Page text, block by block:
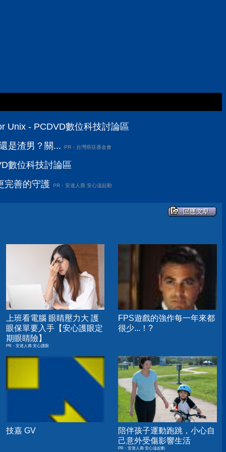
Unix - PCDVD數位科技討論區
是渣男？關...
PR・台灣癌症基金會
數位科技討論區
完善的守護
PR・安達人壽 安心溢起動
上班看電腦 眼睛壓力大 護
眼保單要入手【安心護眼定
期眼睛險】
PR・安達人壽 安心護眼
FPS遊戲的強作每一年來都
很少...！?
技嘉 GV
陪伴孩子運動跑跳，小心自
己意外受傷影響生活
PR・安達人壽 安心溢起動